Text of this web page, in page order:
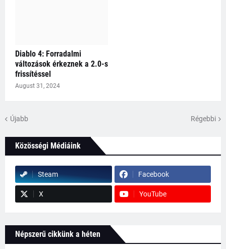
Diablo 4: Forradalmi
változások érkeznek a 2.0-s
frissítéssel
August 31, 2024
Újabb Régebbi
Közösségi Médiáink
Steam Facebook
X YouTube
Népszerű cikkünk a héten